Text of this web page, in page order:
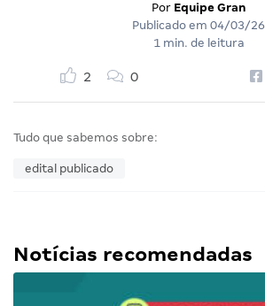
Por Equipe Gran
Publicado em 04/03/26
1 min. de leitura
2 0
Tudo que sabemos sobre:
edital publicado
Notícias recomendadas